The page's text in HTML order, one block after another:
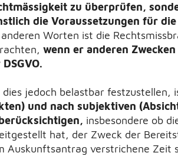
zu überprüfen,
die Voraussetzungen für die
Worten ist die
wenn er anderen
dies jedoch belastbar festzustellen,
und nach subjektiven
insbesondere ob
hat, der Zweck der
Auskunftsantrag verstrichene Zeit